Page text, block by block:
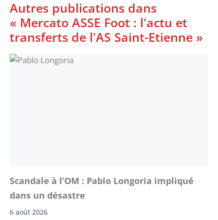
Autres publications dans
« Mercato ASSE Foot : l'actu et
transferts de l'AS Saint-Etienne »
Scandale à l’OM : Pablo Longoria impliqué
dans un désastre
6 août 2026